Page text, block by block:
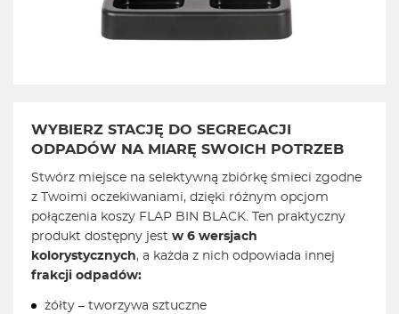
WYBIERZ STACJĘ DO SEGREGACJI
ODPADÓW NA MIARĘ SWOICH POTRZEB
Stwórz miejsce na selektywną zbiórkę śmieci zgodne
z Twoimi oczekiwaniami, dzięki różnym opcjom
połączenia koszy FLAP BIN BLACK. Ten praktyczny
produkt dostępny jest w 6 wersjach
kolorystycznych, a każda z nich odpowiada innej
frakcji odpadów:
żółty – tworzywa sztuczne